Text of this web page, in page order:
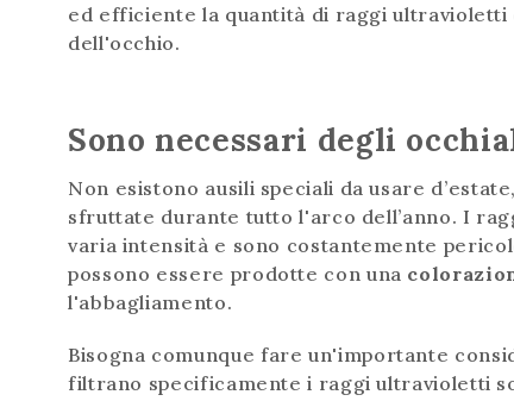
ed efficiente la quantità di raggi
dell'occhio.
Sono necessari degli
Non esistono ausili speciali da usare
sfruttate durante tutto l'arco dell’anno. I
varia intensità e sono costantemente
possono essere prodotte con una
l'abbagliamento.
Bisogna comunque fare un'importante
filtrano specificamente i raggi ultravioletti